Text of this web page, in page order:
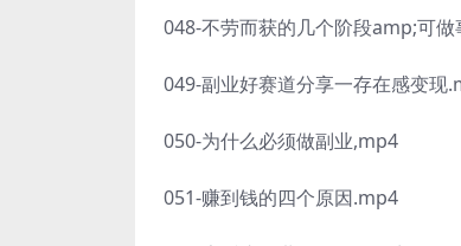
048-不劳而获的几个阶段amp;可
049-副业好赛道分享一存在感变现
050-为什么必须做副业,mp4
051-赚到钱的四个原因.mp4